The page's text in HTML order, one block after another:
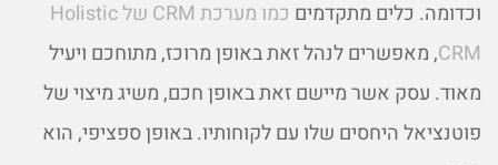
וכדומה. כלים מתקדמים
כמו מערכת CRM של Holistic
CRM, מאפשרים לנהל זאת באופן מרוכז, מתוחכם ויעיל
מאוד. עסק אשר מיישם זאת באופן חכם, משיג מיצוי של
פוטנציאל היחסים שלו עם לקוחותיו. באופן ספציפי, הוא